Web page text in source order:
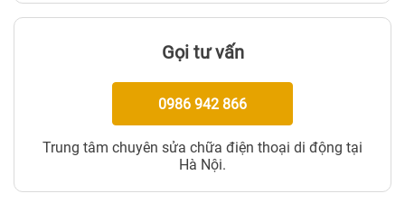
Gọi tư vấn
0986 942 866
Trung tâm chuyên sửa chữa điện thoại di động tại
Hà Nội.